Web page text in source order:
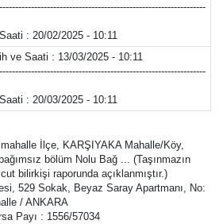
: 20/02/2025 - 10:11
ve Saati : 13/03/2025 - 10:11
: 20/03/2025 - 10:11
İlçe, KARŞIYAKA Mahalle/Köy,
bölüm Nolu Bağ ... (Taşınmazın
bilirkişi raporunda açıklanmıştır.)
529 Sokak, Beyaz Saray Apartmanı, No:
/ ANKARA
Payı : 1556/57034